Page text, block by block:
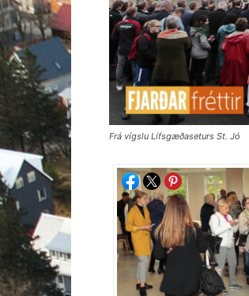
Frá vígslu Lífsgæðaseturs St. Jó